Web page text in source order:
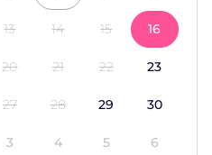
13 14 15 16
20 21 22 23
27 28 29 30
3 4 5 6